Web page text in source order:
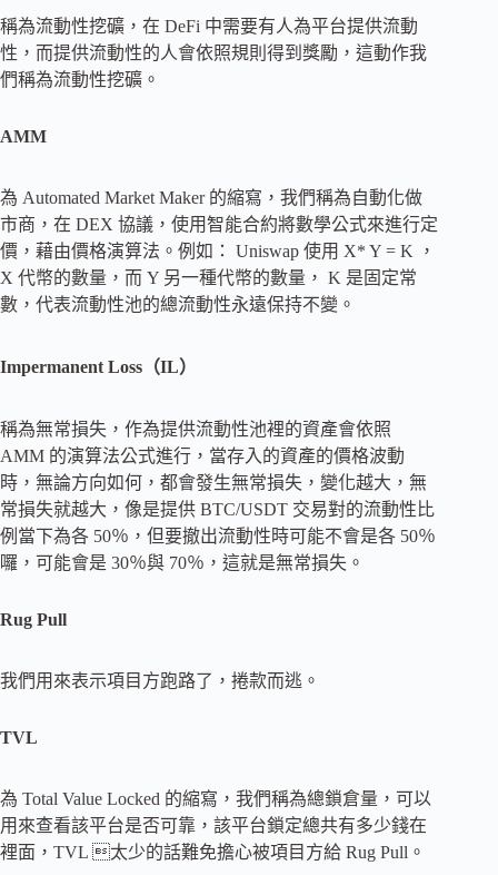
稱為流動性挖礦，在 DeFi 中需要有人為平台提供流動
性，而提供流動性的人會依照規則得到獎勵，這動作我
們稱為流動性挖礦。
AMM
為 Automated Market Maker 的縮寫，我們稱為自動化做
市商，在 DEX 協議，使用智能合約將數學公式來進行定
價，藉由價格演算法。例如： Uniswap 使用 X* Y = K ，
X 代幣的數量，而 Y 另一種代幣的數量， K 是固定常
數，代表流動性池的總流動性永遠保持不變。
Impermanent Loss（IL）
稱為無常損失，作為提供流動性池裡的資產會依照
AMM 的演算法公式進行，當存入的資產的價格波動
時，無論方向如何，都會發生無常損失，變化越大，無
常損失就越大，像是提供 BTC/USDT 交易對的流動性比
例當下為各 50％，但要撤出流動性時可能不會是各 50％
囉，可能會是 30％與 70％，這就是無常損失。
Rug Pull
我們用來表示項目方跑路了，捲款而逃。
TVL
為 Total Value Locked 的縮寫，我們稱為總鎖倉量，可以
用來查看該平台是否可靠，該平台鎖定總共有多少錢在
裡面，TVL 太少的話難免擔心被項目方給 Rug Pull。